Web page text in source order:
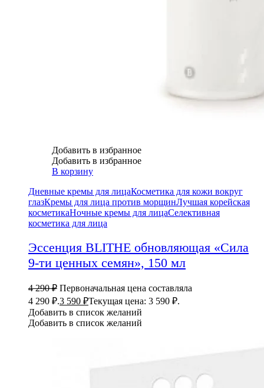
Добавить в избранное
Добавить в избранное
В корзину
Дневные кремы для лицаКосметика для кожи вокруг
глазКремы для лица против морщинЛучшая корейская
косметикаНочные кремы для лицаСелективная
косметика для лица
Эссенция BLITHE обновляющая «Сила
9-ти ценных семян», 150 мл
4 290₽ Первоначальная цена составляла
4 290 ₽.3 590 ₽Текущая цена: 3 590 ₽.
Добавить в список желаний
Добавить в список желаний